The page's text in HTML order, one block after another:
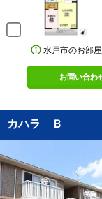
水戸市のお部
お問い合わ
カハラ Ｂ